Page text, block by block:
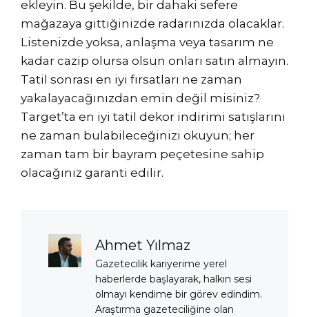
ekleyin. Bu şekilde, bir dahaki sefere
mağazaya gittiğinizde radarınızda olacaklar.
Listenizde yoksa, anlaşma veya tasarım ne
kadar cazip olursa olsun onları satın almayın.
Tatil sonrası en iyi fırsatları ne zaman
yakalayacağınızdan emin değil misiniz?
Target’ta en iyi tatil dekor indirimi satışlarını
ne zaman bulabileceğinizi okuyun; her
zaman tam bir bayram peçetesine sahip
olacağınız garanti edilir.
Ahmet Yılmaz
Gazetecilik kariyerime yerel
haberlerde başlayarak, halkın sesi
olmayı kendime bir görev edindim.
Araştırma gazeteciliğine olan